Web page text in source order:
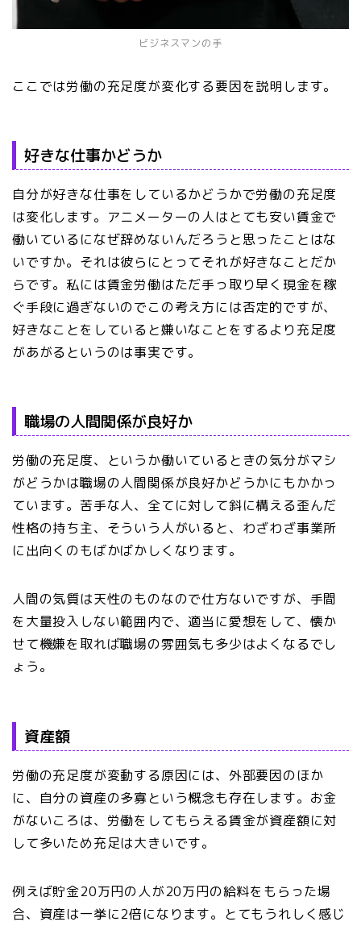
ビジネスマンの手
ここでは労働の充足度が変化する要因を説明します。
好きな仕事かどうか
自分が好きな仕事をしているかどうかで労働の充足度
は変化します。アニメーターの人はとても安い賃金で
働いているになぜ辞めないんだろうと思ったことはな
いですか。それは彼らにとってそれが好きなことだか
らです。私には賃金労働はただ手っ取り早く現金を稼
ぐ手段に過ぎないのでこの考え方には否定的ですが、
好きなことをしていると嫌いなことをするより充足度
があがるというのは事実です。
職場の人間関係が良好か
労働の充足度、というか働いているときの気分がマシ
がどうかは職場の人間関係が良好かどうかにもかかっ
ています。苦手な人、全てに対して斜に構える歪んだ
性格の持ち主、そういう人がいると、わざわざ事業所
に出向くのもばかばかしくなります。
人間の気質は天性のものなので仕方ないですが、手間
を大量投入しない範囲内で、適当に愛想をして、懐か
せて機嫌を取れば職場の雰囲気も多少はよくなるでし
ょう。
資産額
労働の充足度が変動する原因には、外部要因のほか
に、自分の資産の多寡という概念も存在します。お金
がないころは、労働をしてもらえる賃金が資産額に対
して多いため充足は大きいです。
例えば貯金20万円の人が20万円の給料をもらった場
合、資産は一挙に2倍になります。とてもうれしく感じ